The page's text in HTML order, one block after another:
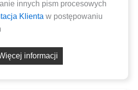
innych pism procesowych
Klien­ta w postę­po­wa­niu
informacji